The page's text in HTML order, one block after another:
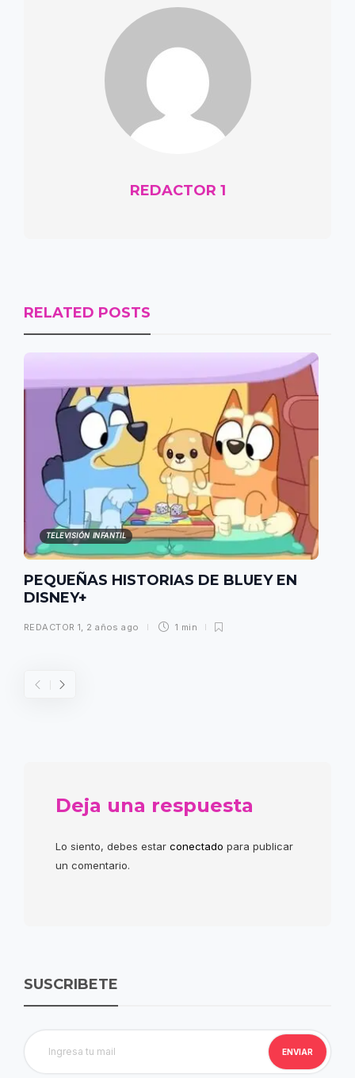
REDACTOR 1
RELATED POSTS
TELEVISIÓN INFANTIL
PEQUEÑAS HISTORIAS DE BLUEY EN
DISNEY+
REDACTOR 1 2 años ago 1 min
Deja una respuesta
Lo siento, debes estar conectado para publicar
un comentario.
SUSCRIBETE